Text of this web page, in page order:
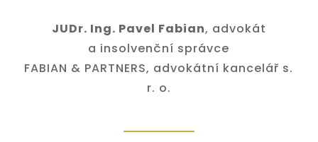
JUDr. Ing. Pavel Fabian, advokát
a insolvenční správce
FABIAN & PARTNERS, advokátní kancelář s.
r. o.